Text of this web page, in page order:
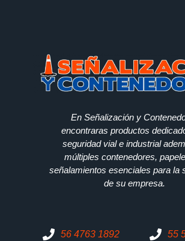
En Señalización y
encontraras productos
seguridad vial e industrial
múltiples contenedores,
señalamientos esenciales para la
de su empresa.
56 4763 1892
55